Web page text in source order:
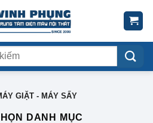
GIẶT - MÁY SẤY
DANH MỤC